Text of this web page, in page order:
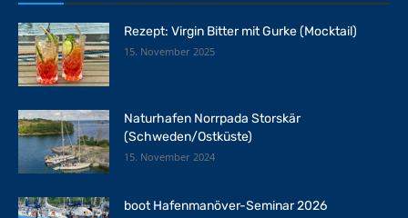
Rezept: Virgin Bitter mit Gurke (Mocktail)
15. November 2025
Naturhafen Norrpada Storskär
(Schweden/Ostküste)
15. November 2024
boot Hafenmanöver-Seminar 2026